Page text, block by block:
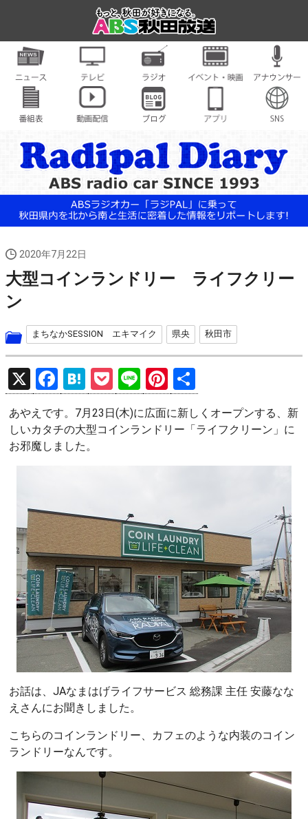
2020年7月22日
大型コインランドリー ライフクリー
ン
まちなかSESSION エキマイク 県央 秋田市
X
F
a
ce
b
k
H
at
e
n
P
o
ck
Li
n
e
Pi
nt
er
t
有
あやえです。7月23日(木)に広面に新しくオープンする、新
しいカタチの大型コインランドリー「ライフクリーン」に
お邪魔しました。
お話は、JAなまはげライフサービス 総務課 主任 安藤なな
えさんにお聞きしました。
こちらのコインランドリー、カフェのような内装のコイン
ランドリーなんです。